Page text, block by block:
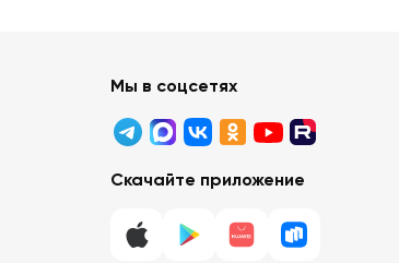
Мы в соцсетях
Скачайте приложение